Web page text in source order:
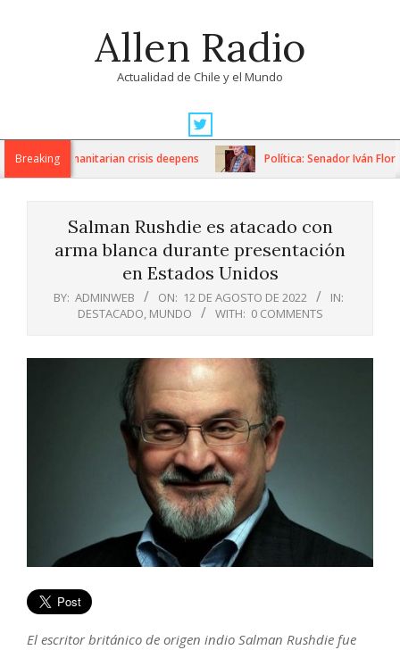
Allen Radio
Actualidad de Chile y el Mundo
Navigation
MenuBreaking
as humanitarian crisis deepens Política: Senador Iván Flores
Salman Rushdie es atacado con
arma blanca durante presentación
en Estados Unidos
BY: ADMINWEB ON: 12 DE AGOSTO DE 2022
IN:
DESTACADO, MUNDO WITH: 0 COMMENTS
El escritor británico de origen indio Salman Rushdie fue